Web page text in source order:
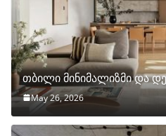
თბილი მინიმალიზმი და
May 26, 2026